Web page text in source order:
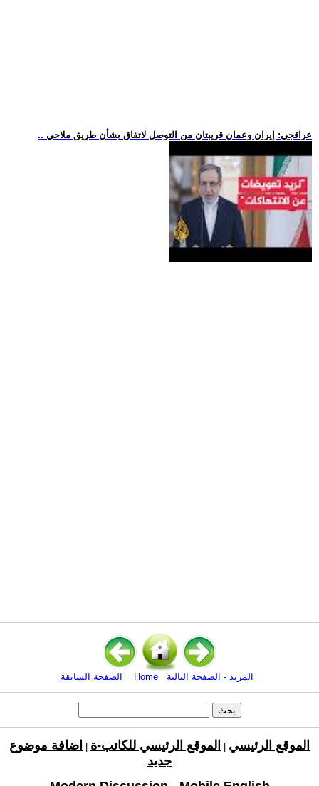
.. عراقجي: إيران وعمان قريبتان من التوصل لاتفاق بشأن طريق ملاحي
Home المزيد - الصفحة التالية
الموقع الرئيسي الموقع الرئيسي للكاتب-ة
اضافة موضوع
جديد